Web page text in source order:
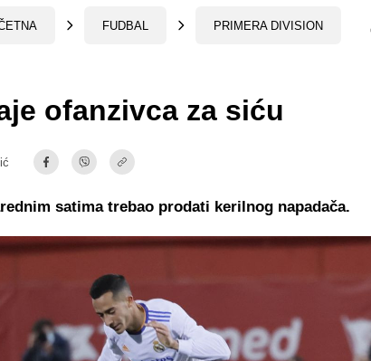
FUDBAL PRIMERA DIVISION
ofanzivca za siću
satima trebao prodati kerilnog napadača.